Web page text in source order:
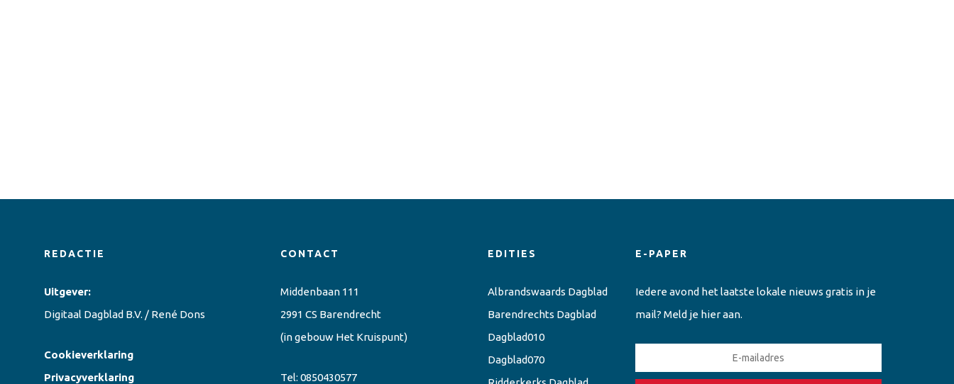
REDACTIE
Uitgever:
Digitaal Dagblad B.V. / René Dons
Cookieverklaring
Privacyverklaring
CONTACT
Middenbaan 111
2991 CS Barendrecht
(in gebouw Het Kruispunt)
Tel: 0850430577
EDITIES
Albrandswaards Dagblad
Barendrechts Dagblad
Dagblad010
Dagblad070
E-PAPER
Iedere avond het laatste lokale nieuws gratis in je
mail? Meld je hier aan.